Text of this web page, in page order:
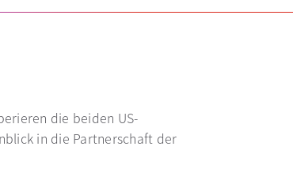
die beiden US-
in die Partnerschaft der